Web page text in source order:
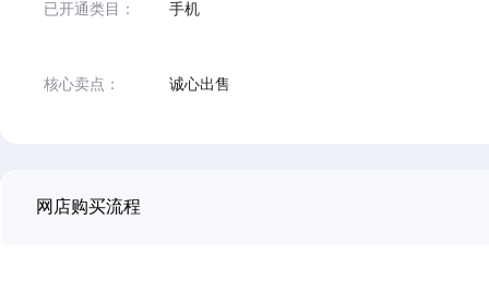
已开通类目： 手机
核心卖点： 诚心出售
网店购买流程